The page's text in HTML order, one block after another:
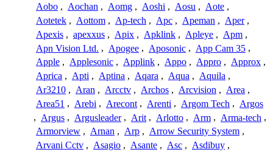
Aobo , Aochan , Aomg , Aoshi , Aosu , Aote ,
Aotetek , Aottom , Ap-tech , Apc , Apeman , Aper ,
Apexis , apexxus , Apix , Apklink , Apleye , Apm ,
Apn Vision Ltd. , Apogee , Aposonic , App Cam 35 ,
Apple , Applesonic , Applink , Appo , Appro , Approx ,
Aprica , Apti , Aptina , Aqara , Aqua , Aquila ,
Ar3210 , Aran , Arcctv , Archos , Arcvision , Area ,
Area51 , Arebi , Arecont , Arenti , Argom Tech , Argos
, Argus , Argusleader , Arit , Arlotto , Arm , Arma-tech ,
Armorview , Arnan , Arp , Arrow Security System ,
Arvani Cctv , Asagio , Asante , Asc , Asdibuy ,